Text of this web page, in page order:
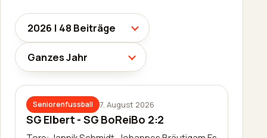
Seniorenfussball 7. August 2026
SG Elbert - SG BoReiBo 2:2